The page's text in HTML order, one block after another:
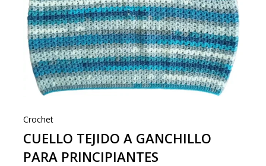
Crochet
CUELLO TEJIDO A GANCHILLO
PARA PRINCIPIANTES